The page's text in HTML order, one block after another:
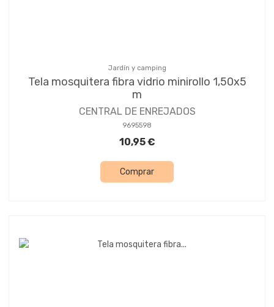
Jardín y camping
Tela mosquitera fibra vidrio minirollo 1,50x5
m
CENTRAL DE ENREJADOS
9695598
10,95 €
Comprar